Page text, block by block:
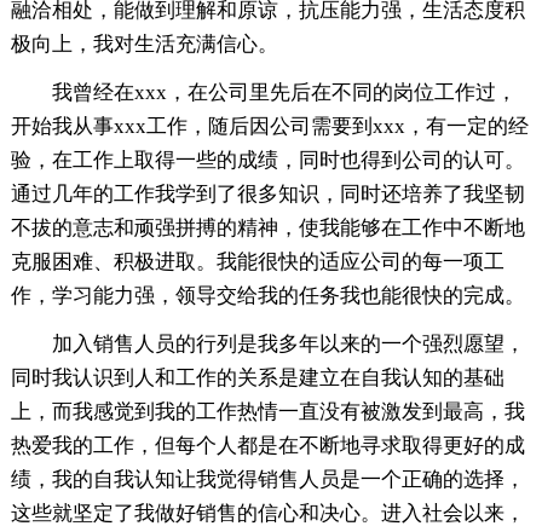
融洽相处，能做到理解和原谅，抗压能力强，生活态度积
极向上，我对生活充满信心。
我曾经在xxx，在公司里先后在不同的岗位工作过，
开始我从事xxx工作，随后因公司需要到xxx，有一定的经
验，在工作上取得一些的成绩，同时也得到公司的认可。
通过几年的工作我学到了很多知识，同时还培养了我坚韧
不拔的意志和顽强拼搏的精神，使我能够在工作中不断地
克服困难、积极进取。我能很快的适应公司的每一项工
作，学习能力强，领导交给我的任务我也能很快的完成。
加入销售人员的行列是我多年以来的一个强烈愿望，
同时我认识到人和工作的关系是建立在自我认知的基础
上，而我感觉到我的工作热情一直没有被激发到最高，我
热爱我的工作，但每个人都是在不断地寻求取得更好的成
绩，我的自我认知让我觉得销售人员是一个正确的选择，
这些就坚定了我做好销售的信心和决心。进入社会以来，